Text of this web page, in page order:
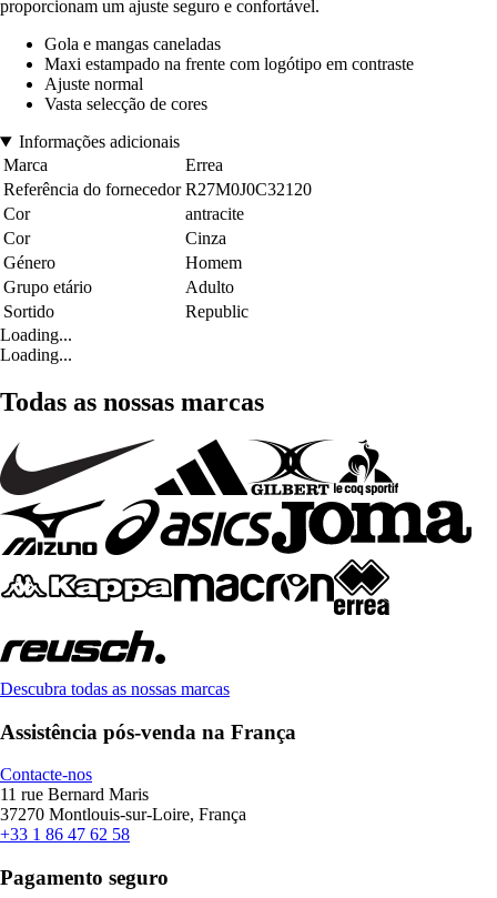
proporcionam um ajuste seguro e confortável.
Gola e mangas caneladas
Maxi estampado na frente com logótipo em contraste
Ajuste normal
Vasta selecção de cores
Informações adicionais
Marca
Errea
Referência do fornecedor R27M0J0C32120
Cor
antracite
Cor
Cinza
Género
Homem
Grupo etário
Adulto
Sortido
Republic
Loading...
Loading...
Todas as nossas marcas
Descubra todas as nossas marcas
Assistência pós-venda na França
Contacte-nos
11 rue Bernard Maris
37270 Montlouis-sur-Loire, França
+33 1 86 47 62 58
Pagamento seguro